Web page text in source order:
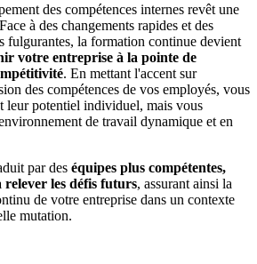
des compétences internes revêt une
à des changements rapides et des
fulgurantes, la formation continue devient
votre entreprise à la pointe de
. En mettant l'accent sur
des compétences de vos employés, vous
leur potentiel individuel, mais vous
de travail dynamique et en
par des équipes plus compétentes,
relever les défis futurs, assurant ainsi la
de votre entreprise dans un contexte
mutation.